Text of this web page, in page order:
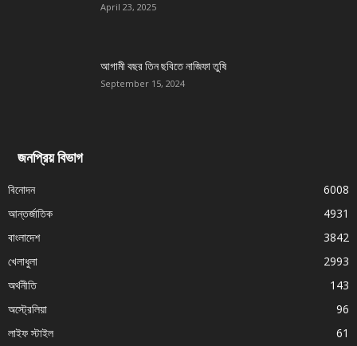
April 23, 2025
আগামী বছর তিন ছবিতে নাজিফা তুষি
September 15, 2024
জনপ্রিয় বিভাগ
বিনোদন
6008
আন্তর্জাতিক
4931
বাংলাদেশ
3842
খেলাধুলা
2993
অর্থনীতি
143
অস্ট্রেলিয়া
96
লাইফ স্টাইল
61